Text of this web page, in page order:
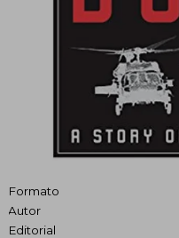
Formato
Autor
Editorial